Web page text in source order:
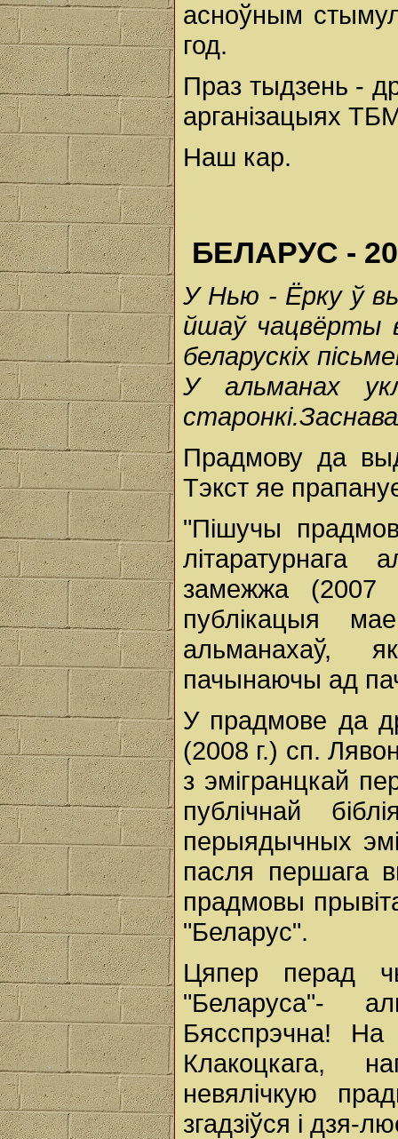
асноўным
год.
Праз тыдзень -
арганізацыях
Наш кар.
БЕЛАРУС -
У Нью - Ёрку ў
йшаў чацвёрты
беларускіх
У альманах
Прадмову да
Тэкст яе
"Пішучы
літаратурнага
замежжа (2007
публікацыя
альманахаў,
пачынаючы ад
У прадмове да
(2008 г.) сп.
з эмігранцкай
публічнай
перыядычных
пасля першага
прадмовы
"Беларус".
Цяпер перад
"Беларуса"-
Бясспрэчна! На
Клакоцкага,
невялічкую
згадзіўся і дзя-